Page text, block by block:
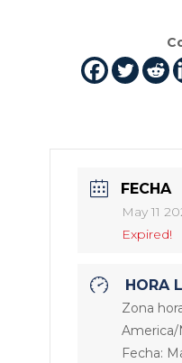
FECHA
May 11
Expired!
HORA
Zona
America/
Fecha: